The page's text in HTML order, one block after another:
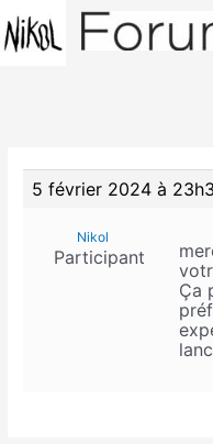
5 février 2024 à
Nikol
Participant
Ça